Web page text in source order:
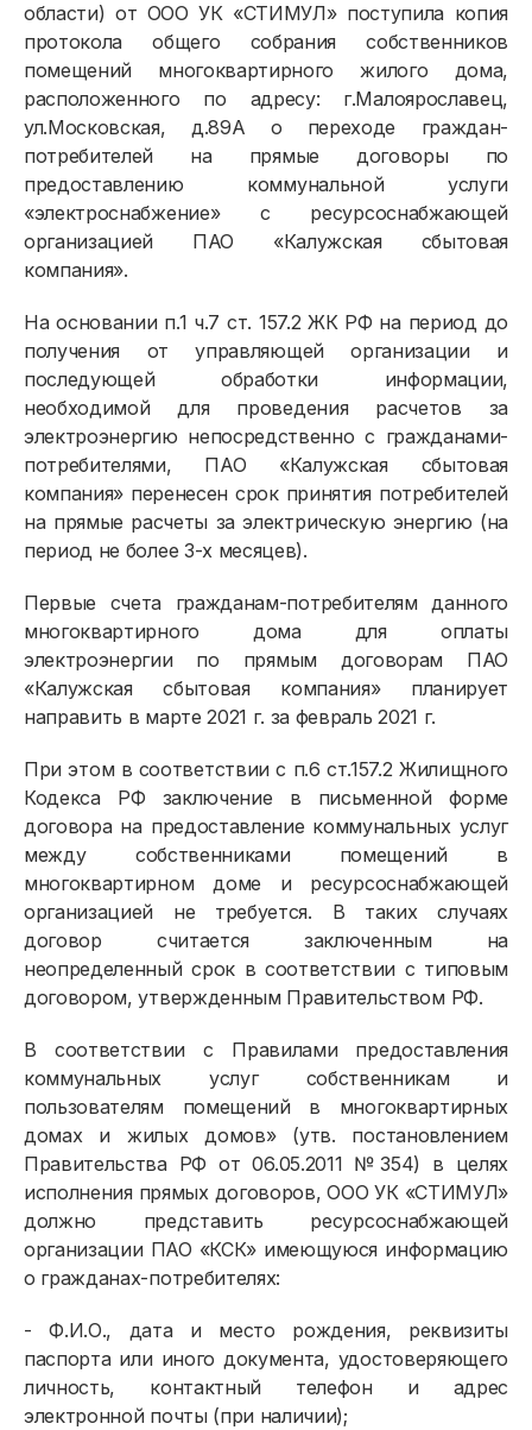
области) от ООО УК «СТИМУЛ» поступила копия
протокола общего собрания собственников
помещений многоквартирного жилого дома,
расположенного по адресу: г.Малоярославец,
ул.Московская, д.89А о переходе граждан-
потребителей на прямые договоры по
предоставлению коммунальной услуги
«электроснабжение» с ресурсоснабжающей
организацией ПАО «Калужская сбытовая
компания».
На основании п.1 ч.7 ст. 157.2 ЖК РФ на период до
получения от управляющей организации и
последующей обработки информации,
необходимой для проведения расчетов за
электроэнергию непосредственно с гражданами-
потребителями, ПАО «Калужская сбытовая
компания» перенесен срок принятия потребителей
на прямые расчеты за электрическую энергию (на
период не более 3-х месяцев).
Первые счета гражданам-потребителям данного
многоквартирного дома для оплаты
электроэнергии по прямым договорам ПАО
«Калужская сбытовая компания» планирует
направить в марте 2021 г. за февраль 2021 г.
При этом в соответствии с п.6 ст.157.2 Жилищного
Кодекса РФ заключение в письменной форме
договора на предоставление коммунальных услуг
между собственниками помещений в
многоквартирном доме и ресурсоснабжающей
организацией не требуется. В таких случаях
договор считается заключенным на
неопределенный срок в соответствии с типовым
договором, утвержденным Правительством РФ.
В соответствии с Правилами предоставления
коммунальных услуг собственникам и
пользователям помещений в многоквартирных
домах и жилых домов» (утв. постановлением
Правительства РФ от 06.05.2011 №354) в целях
исполнения прямых договоров, ООО УК «СТИМУЛ»
должно представить ресурсоснабжающей
организации ПАО «КСК» имеющуюся информацию
о гражданах-потребителях:
- Ф.И.О., дата и место рождения, реквизиты
паспорта или иного документа, удостоверяющего
личность, контактный телефон и адрес
электронной почты (при наличии);